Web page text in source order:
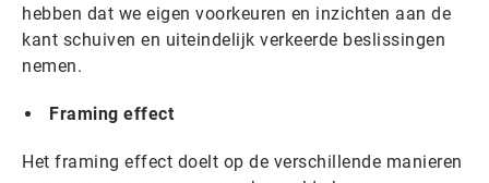
hebben dat we eigen voorkeuren en inzichten aan de
kant schuiven en uiteindelijk verkeerde beslissingen
nemen.
Framing effect
Het framing effect doelt op de verschillende manieren